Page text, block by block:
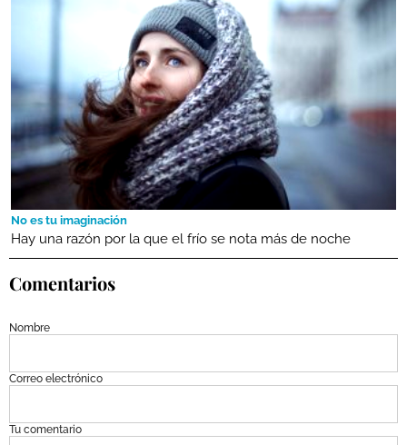
No es tu imaginación
Hay una razón por la que el frío se nota más de noche
Comentarios
Nombre
Correo electrónico
Tu comentario